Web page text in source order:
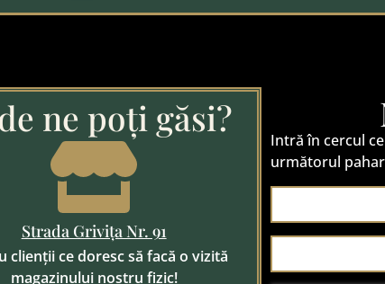
ne poți găsi?
Strada Grivița Nr. 91
clienții ce doresc să facă o vizită
magazinului nostru fizic!
Intră în cercul
următorul